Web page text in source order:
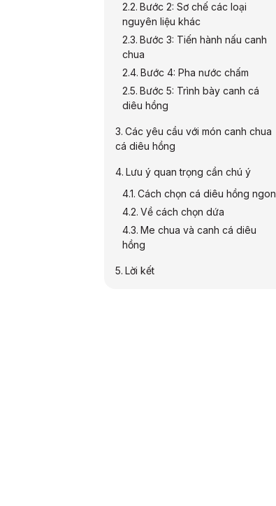
Bước 2: Sơ chế các loại
nguyên liệu khác
Bước 3: Tiến hành nấu canh
chua
Bước 4: Pha nước chấm
Bước 5: Trình bày canh cá
diêu hồng
Các yêu cầu với món canh chua
cá diêu hồng
Lưu ý quan trọng cần chú ý
Cách chọn cá diêu hồng ngon
Về cách chọn dứa
Me chua và canh cá diêu
hồng
Lời kết